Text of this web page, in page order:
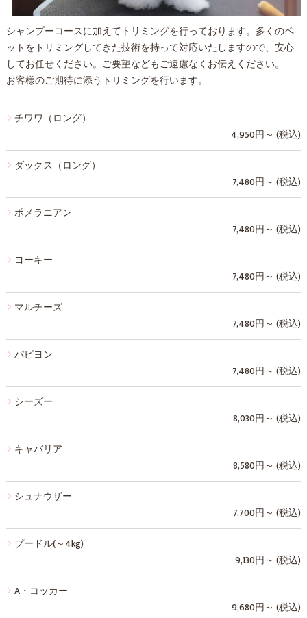
シャンプーコースに加えてトリミングを行っております。多くのペ
ットをトリミングしてきた技術を持って対応いたしますので、安心
してお任せください。ご要望などもご遠慮なくお伝えください。
お客様のご期待に添うトリミングを行います。
チワワ（ロング）
4,950円～ (税込)
ダックス（ロング）
7,480円～ (税込)
ポメラニアン
7,480円～ (税込)
ヨーキー
7,480円～ (税込)
マルチーズ
7,480円～ (税込)
パピヨン
7,480円～ (税込)
シーズー
8,030円～ (税込)
キャバリア
8,580円～ (税込)
シュナウザー
7,700円～ (税込)
プードル(～4kg)
9,130円～ (税込)
A・コッカー
9,680円～ (税込)